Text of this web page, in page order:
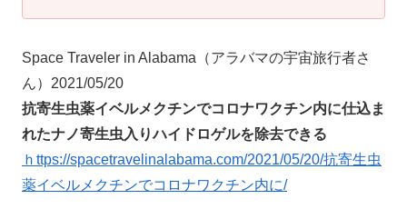
Space Traveler in Alabama（アラバマの宇宙旅行者さ
ん）2021/05/20
抗寄生虫薬イベルメクチンでコロナワクチン内に仕込ま
れたナノ寄生虫入りハイドロゲルを除去できる
ｈttps://spacetravelinalabama.com/2021/05/20/抗寄生虫
薬イベルメクチンでコロナワクチン内に/